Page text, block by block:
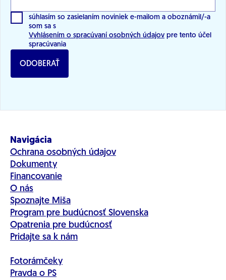
súhlasím so zasielaním noviniek e-mailom a oboznámil/-a
som sa s
Vyhlásením o spracúvaní osobných údajov pre tento účel
spracúvania
ODOBERAŤ
Navigácia
Ochrana osobných údajov
Dokumenty
Financovanie
O nás
Spoznajte Miša
Program pre budúcnosť Slovenska
Opatrenia pre budúcnosť
Pridajte sa k nám
Fotorámčeky
Pravda o PS